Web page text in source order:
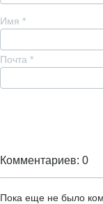
Имя *
Почта *
Комментариев: 0
Пока еще не было